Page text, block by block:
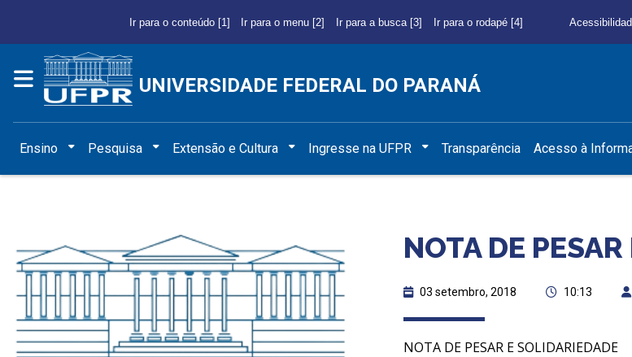
Ir para o conteúdo [1] Ir para o menu [2] Ir para a busca [3] Ir para o rodapé [4]
UNIVERSIDADE FEDERAL DO PARANÁ
Ensino Pesquisa Extensão e Cultura Ingresse na UFPR Transparência Acesso à
NOTA DE
03 setembro, 2018 10:13
NOTA DE PESAR E SOLIDARIEDADE